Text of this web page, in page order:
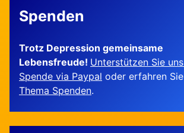
Spenden
Trotz Depression gemeinsame
Lebensfreude! Unterstützen Sie
Spende via Paypal oder erfahren Sie
Thema Spenden.